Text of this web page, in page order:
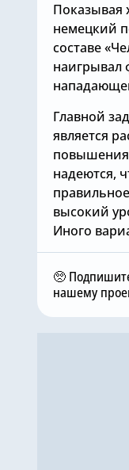
Показывая
немецкий
составе
наигрывал
Главной
является
повышения
надеются,
высокий
Иного
🥺
нашему